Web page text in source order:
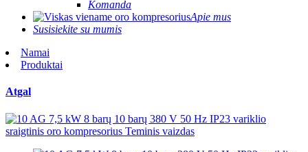
Komanda
Apie mus
Susisiekite su mumis
Namai
Produktai
Atgal